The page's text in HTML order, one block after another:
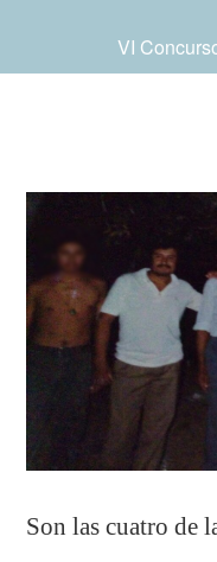
VI
Son las cuatro de